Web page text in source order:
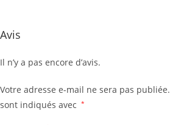
Avis
Il n’y a pas encore d’avis.
Votre adresse e-mail ne sera pas publiée.
sont indiqués avec *